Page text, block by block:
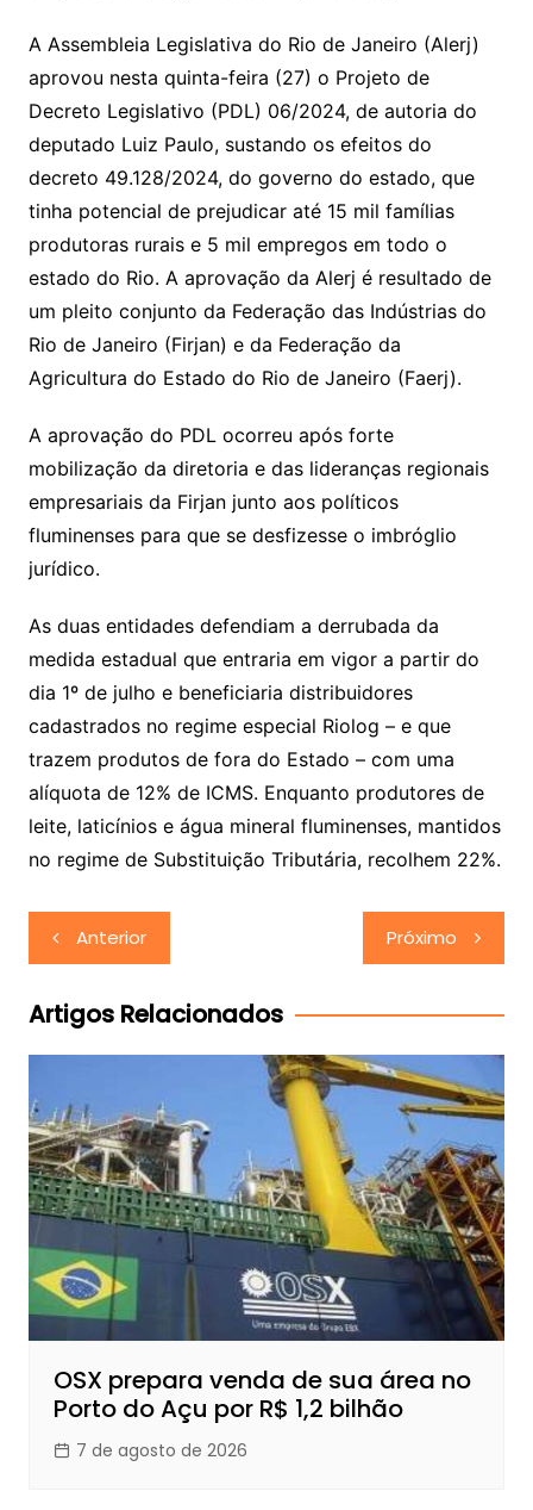
A Assembleia Legislativa do Rio de Janeiro (Alerj)
aprovou nesta quinta-feira (27) o Projeto de
Decreto Legislativo (PDL) 06/2024, de autoria do
deputado Luiz Paulo, sustando os efeitos do
decreto 49.128/2024, do governo do estado, que
tinha potencial de prejudicar até 15 mil famílias
produtoras rurais e 5 mil empregos em todo o
estado do Rio. A aprovação da Alerj é resultado de
um pleito conjunto da Federação das Indústrias do
Rio de Janeiro (Firjan) e da Federação da
Agricultura do Estado do Rio de Janeiro (Faerj).
A aprovação do PDL ocorreu após forte
mobilização da diretoria e das lideranças regionais
empresariais da Firjan junto aos políticos
fluminenses para que se desfizesse o imbróglio
jurídico.
As duas entidades defendiam a derrubada da
medida estadual que entraria em vigor a partir do
dia 1º de julho e beneficiaria distribuidores
cadastrados no regime especial Riolog – e que
trazem produtos de fora do Estado – com uma
alíquota de 12% de ICMS. Enquanto produtores de
leite, laticínios e água mineral fluminenses, mantidos
no regime de Substituição Tributária, recolhem 22%.
Navegação
de
Post
Anterior Próximo
Artigos Relacionados
OSX prepara venda de sua área no
Porto do Açu por R$ 1,2 bilhão
7 de agosto de 2026